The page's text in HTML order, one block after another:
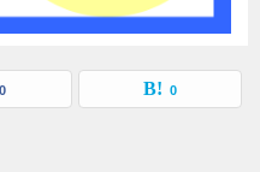
0 0